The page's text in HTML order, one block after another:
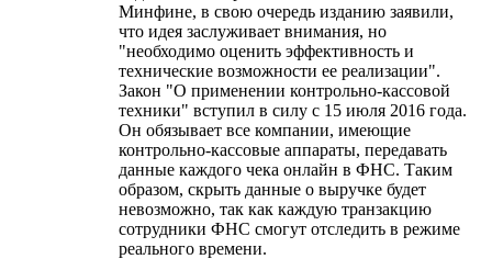
Минфине, в свою очередь изданию заявили,
что идея заслуживает внимания, но
"необходимо оценить эффективность и
технические возможности ее реализации".
Закон "О применении контрольно-кассовой
техники" вступил в силу с 15 июля 2016 года.
Он обязывает все компании, имеющие
контрольно-кассовые аппараты, передавать
данные каждого чека онлайн в ФНС. Таким
образом, скрыть данные о выручке будет
невозможно, так как каждую транзакцию
сотрудники ФНС смогут отследить в режиме
реального времени.